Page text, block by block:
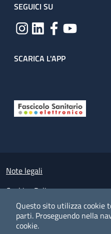
Questo sito utilizza cookie
parti. Proseguendo nella
cookie.
SEGUICI SU
SCARICA L'APP
Small prints
Note legali
Cookies Policy
Policy privacy e protezione
Albo pretorio on-line